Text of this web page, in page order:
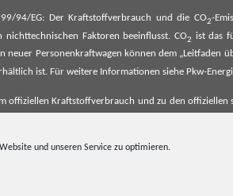
und unseren Service zu optimieren.
94/EG: Der Kraftstoffverbrauch und die CO2-
nichttechnischen Faktoren beeinflusst. CO2 ist das
neuer Personenkraftwagen können dem „Leitfaden
ist. Für weitere Informationen siehe Pkw-
offiziellen Kraftstoffverbrauch und zu den offiziellen